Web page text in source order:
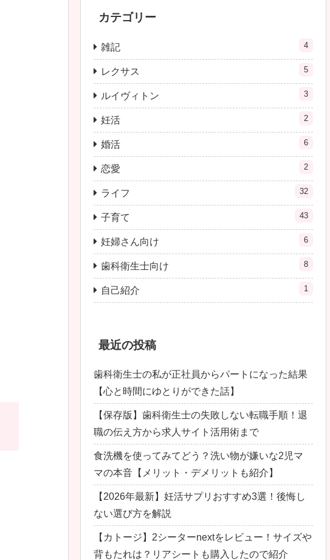
カテゴリー
雑記 4
レクサス 5
ルイヴィトン 3
妊活 2
婚活 6
恋愛 2
ライフ 32
子育て 43
妊婦さん向け 6
歯科衛生士向け 8
自己紹介 1
最近の投稿
歯科衛生士の私が正社員からパートになった結果
【心と時間にゆとりができた話】
【保存版】歯科衛生士の失敗しない転職手順！退
職の伝え方から求人サイト活用術まで
食洗機を使ってみてどう？洗い物が嫌いな2児マ
マの本音【メリット・デメリットも紹介】
【2026年最新】妊活サプリおすすめ3選！後悔し
ない選び方を解説
【カトージ】2シーターnextをレビュー！サイズや
背もたれは？リアシートも購入したので紹介